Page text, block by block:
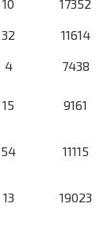
10 17352
32 11614
4 7438
15 9161
54 11115
13 19023